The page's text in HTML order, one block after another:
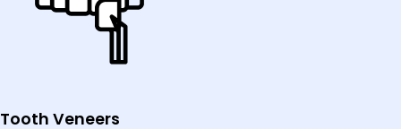
Tooth Veneers